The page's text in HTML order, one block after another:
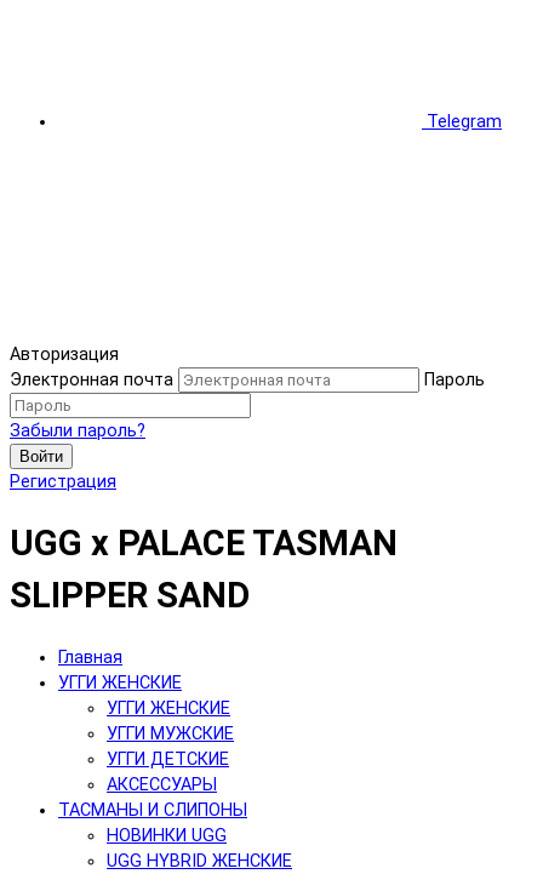
Telegram
Авторизация
Электронная почта
Пароль
Забыли пароль?
Войти
Регистрация
UGG x PALACE TASMAN
SLIPPER SAND
Главная
УГГИ ЖЕНСКИЕ
УГГИ ЖЕНСКИЕ
УГГИ МУЖСКИЕ
УГГИ ДЕТСКИЕ
АКСЕССУАРЫ
ТАСМАНЫ И СЛИПОНЫ
НОВИНКИ UGG
UGG HYBRID ЖЕНСКИЕ